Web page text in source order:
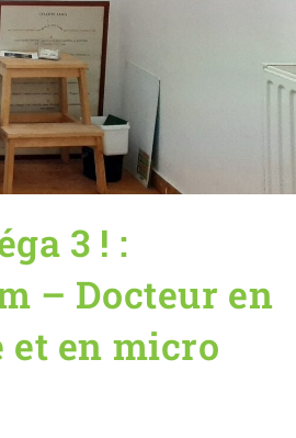
3 ! :
– Docteur en
et en micro